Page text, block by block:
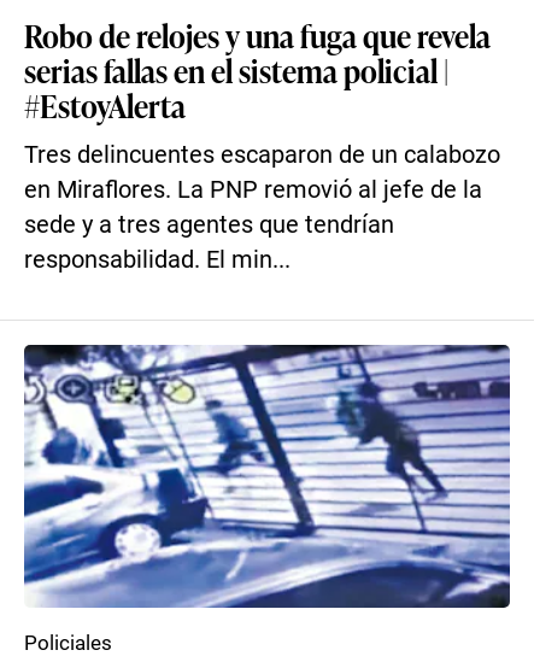
Robo de relojes y una fuga que revela
serias fallas en el sistema policial |
#EstoyAlerta
Tres delincuentes escaparon de un calabozo
en Miraflores. La PNP removió al jefe de la
sede y a tres agentes que tendrían
responsabilidad. El min...
Policiales